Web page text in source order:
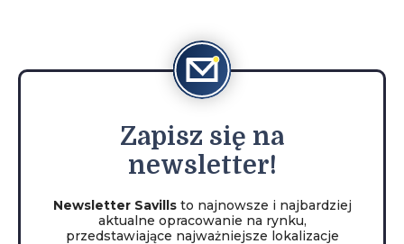
Zapisz się na
newsletter!
Newsletter Savillsto najnowsze i najbardziej
aktualne opracowanie na rynku,
przedstawiające najważniejsze lokalizacje